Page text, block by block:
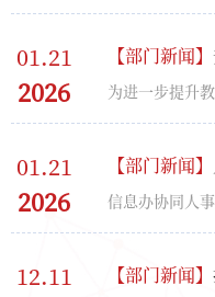
01.21
2026
【部门新闻】
01.21
2026
【部门新闻】
12.11 【部门新闻】